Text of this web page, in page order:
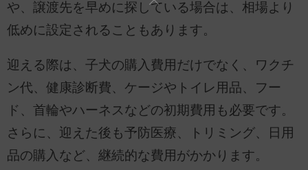
や、譲渡先を早めに探している場合は、相場より
低めに設定されることもあります。
迎える際は、子犬の購入費用だけでなく、ワクチ
ン代、健康診断費、ケージやトイレ用品、フー
ド、首輪やハーネスなどの初期費用も必要です。
さらに、迎えた後も予防医療、トリミング、日用
品の購入など、継続的な費用がかかります。